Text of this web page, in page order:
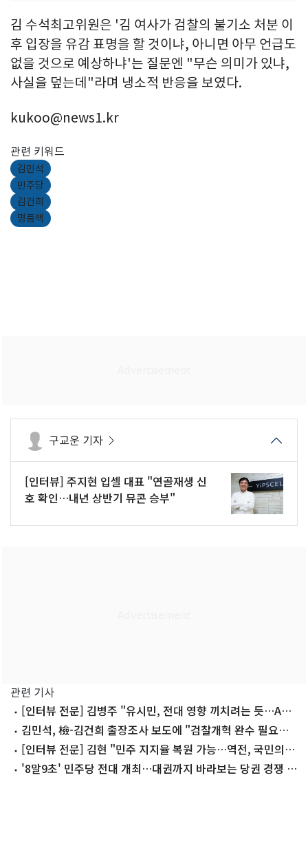
김 수석최고위원은 '김 여사가 검찰의 불기소 처분 이
후 입장을 유감 표명을 할 것이냐, 아니면 아무 언급도
없을 것으로 예상하냐'는 질문엔 "무슨 의미가 있냐,
사실을 덮는데"라며 냉소적 반응을 보였다.
kukoo@news1.kr
관련 키워드
김민석
민주당
김건희
명품백
구교운 기자
[인터뷰] 주지현 입셀 대표 "연골재생 신
호 확인…내년 상반기 뮤콘 승부"
관련 기사
[인터뷰 전문] 김병주 "유시민, 전대 영향 끼치려는 듯…ABC
론 강화하려 어거지"
김민석, 檢-김건희 출장조사 보도에 "검찰개혁 완수 필요성
재확인"
[인터뷰 전문] 김현 "민주 지지율 복원 가능…역전, 국민의힘
잘해서 아냐"
'8말9초' 민주당 전대 개최…대권까지 바라보는 당권 경쟁 시